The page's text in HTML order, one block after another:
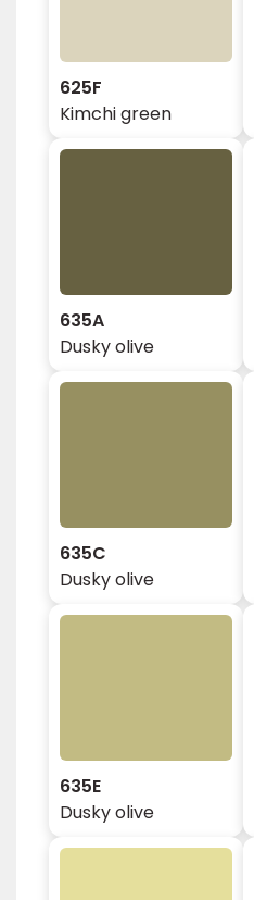
625F
Kimchi green
635A
Dusky olive
635C
Dusky olive
635E
Dusky olive